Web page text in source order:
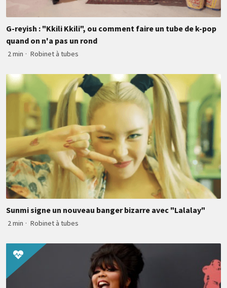
G-reyish : "Kkili Kkili", ou comment faire un tube de k-pop
quand on n'a pas un rond
2 min · Robinet à tubes
Sunmi signe un nouveau banger bizarre avec "Lalalay"
2 min · Robinet à tubes